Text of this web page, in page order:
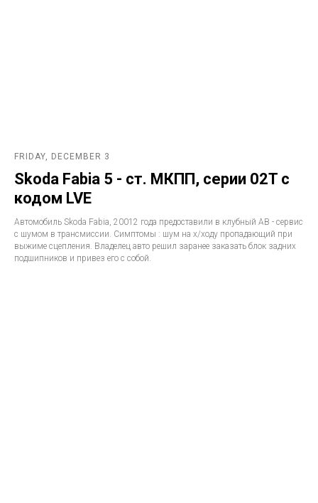
FRIDAY, DECEMBER 3
Skoda Fabia 5 - ст. МКПП, серии 02T с
кодом LVE
Автомобиль Skoda Fabia, 20012 года предоставили в клубный АВ - сервис
с шумом в трансмиссии. Симптомы : шум на х/ходу пропадающий при
выжиме сцепления. Владелец авто решил заранее заказать блок задних
подшипников и привез его с собой.